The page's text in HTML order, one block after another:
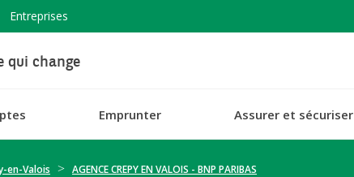
Entreprises
qui change
Emprunter Assurer et sécuriser
en-Valois AGENCE CREPY EN VALOIS - BNP PARIBAS